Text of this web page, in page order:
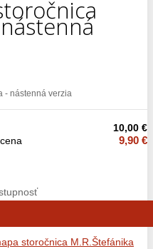
- nástenná verzia
10,00 €
9,90 €
storočnica M.R.Štefánika